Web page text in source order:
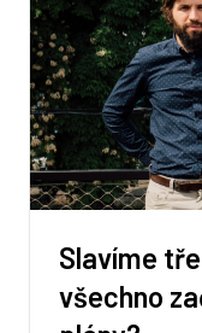
Slavíme
všechno